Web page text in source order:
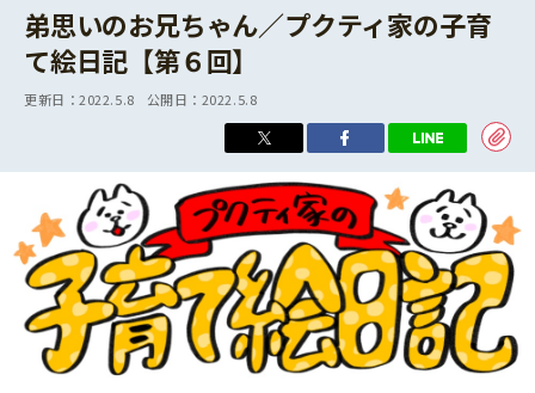
年齢から探す
1歳
年中
年長
小学1年生
小学2年生
小学3年生
小学4年生
小学5年生
小学6年生
こそだてニュース
イベント
ニュース
そだち＆まなび
ワーク・ドリル
幼稚園・保育園
こそだて生活
弟思いのお兄ちゃん／プクティ家の子育
て絵日記【第６回】
更新日：2022.5.8 公開日： 2022.5.8